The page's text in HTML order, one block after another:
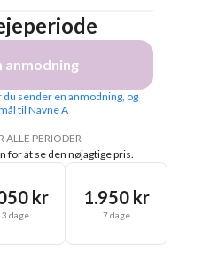
anmodning
du sender en anmodning, og
til Navne A
ALLE PERIODER
for at se den nøjagtige pris.
kr
3 dage
1.950 kr
7 dage